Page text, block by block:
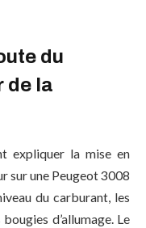
du
de la
expliquer la mise en
sur une Peugeot 3008
du carburant, les
d’allumage. Le